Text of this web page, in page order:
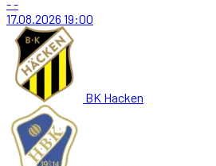
--
17.08.2026 19:00
BK Hacken